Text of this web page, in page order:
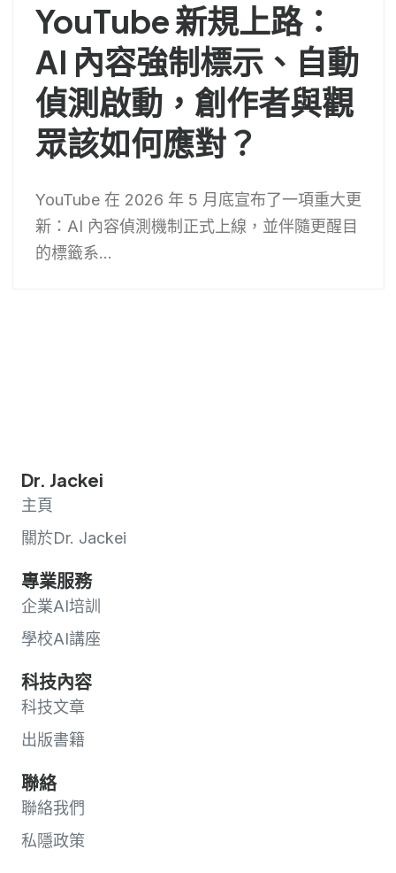
YouTube 新規上路：
AI 內容強制標示、自動
偵測啟動，創作者與觀
眾該如何應對？
YouTube 在 2026 年 5 月底宣布了一項重大更
新：AI 內容偵測機制正式上線，並伴隨更醒目
的標籤系...
Dr. Jackei
主頁
關於Dr. Jackei
專業服務
企業AI培訓
學校AI講座
科技內容
科技文章
出版書籍
聯絡
聯絡我們
私隱政策